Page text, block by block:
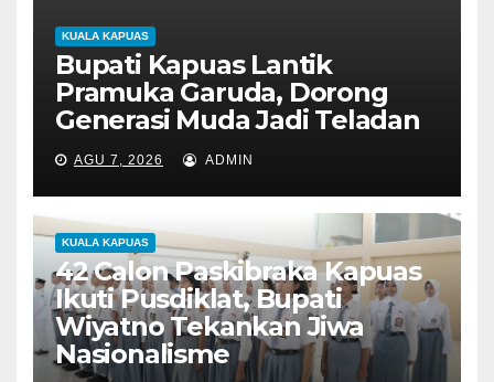
KUALA KAPUAS
Bupati Kapuas Lantik
Pramuka Garuda, Dorong
Generasi Muda Jadi Teladan
AGU 7, 2026 ADMIN
KUALA KAPUAS
42 Calon Paskibraka Kapuas
Ikuti Pusdiklat, Bupati
Wiyatno Tekankan Jiwa
Nasionalisme